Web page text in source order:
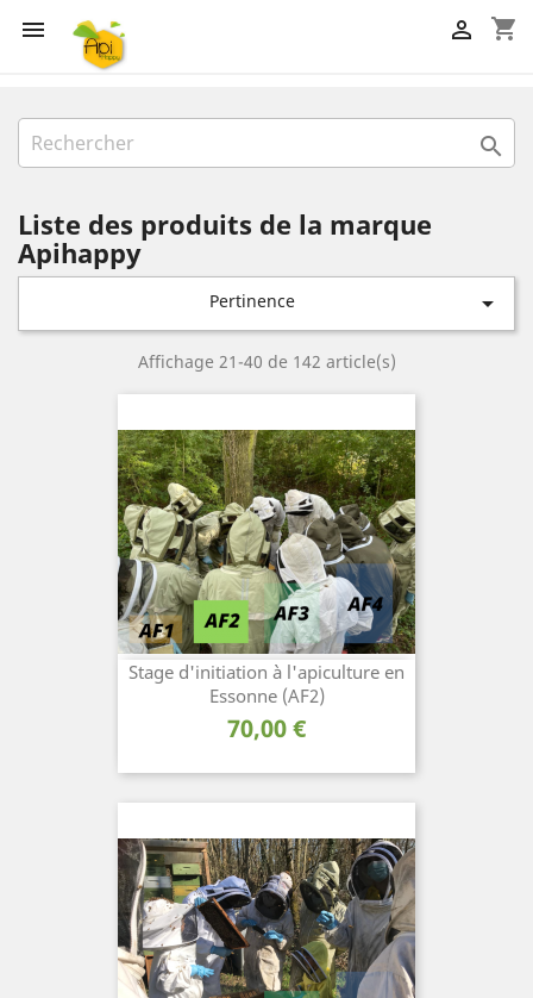
 shopping_cart


Liste des produits de la marque
Apihappy
Pertinence 
Affichage 21-40 de 142 article(s)
Stage d'initiation à l'apiculture en
Essonne (AF2)
Prix
70,00 €